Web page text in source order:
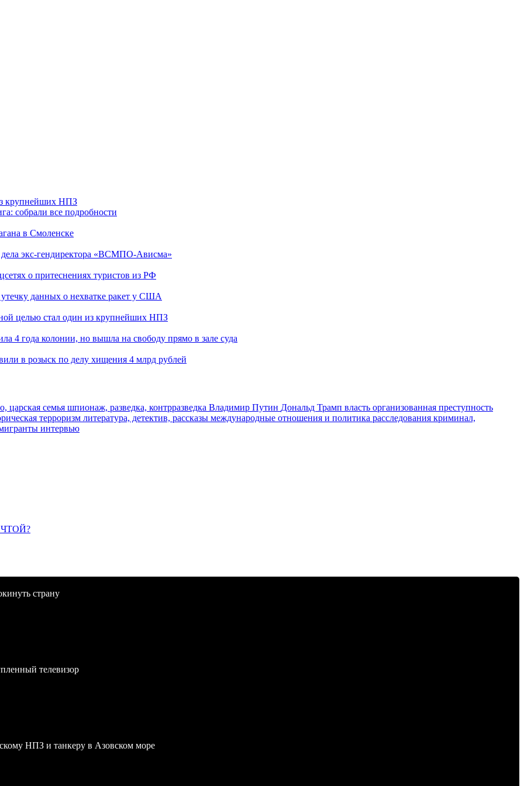
крупнейших НПЗ
собрали все подробности
в Смоленске
экс-гендиректора «ВСМПО-Ависма»
о притеснениях туристов из РФ
данных о нехватке ракет у США
целью стал один из крупнейших НПЗ
4 года колонии, но вышла на свободу прямо в зале суда
в розыск по делу хищения 4 млрд рублей
царская семья шпионаж, разведка, контрразведка Владимир Путин Дональд Трамп власть организованная преступность
терроризм литература, детектив, рассказы международные отношения и политика расследования криминал,
интервью
страну
телевизор
НПЗ и танкеру в Азовском море